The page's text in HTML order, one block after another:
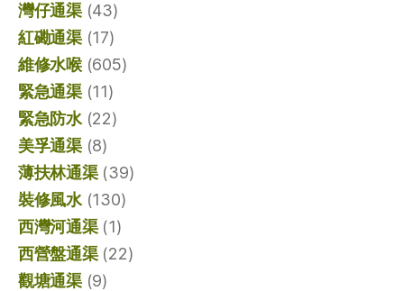
灣仔通渠(43)
紅磡通渠(17)
維修水喉(605)
緊急通渠(11)
緊急防水(22)
美孚通渠(8)
薄扶林通渠(39)
裝修風水(130)
西灣河通渠(1)
西營盤通渠(22)
觀塘通渠(9)